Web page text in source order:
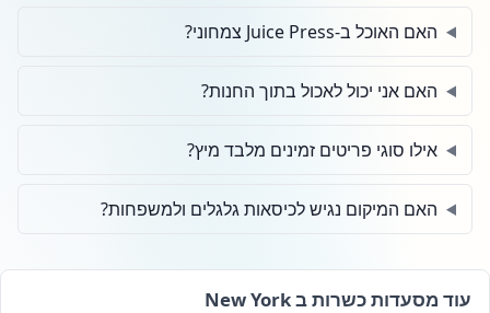
האם האוכל ב-Juice Press צמחוני?
האם אני יכול לאכול בתוך החנות?
אילו סוגי פריטים זמינים מלבד מיץ?
האם המיקום נגיש לכיסאות גלגלים ולמשפחות?
עוד מסעדות כשרות ב New York